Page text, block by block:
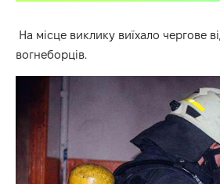
На місце виклику виїхало чергове
вогнеборців.